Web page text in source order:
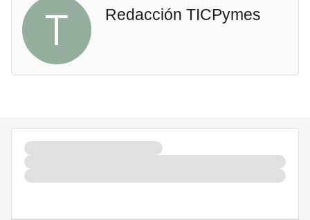
T Redacción TICPymes